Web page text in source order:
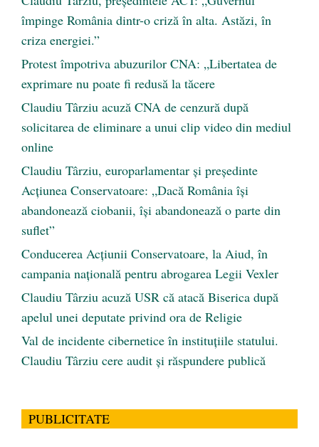
împinge România dintr-o criză în alta. Astăzi, în
criza energiei.”
Protest împotriva abuzurilor CNA: „Libertatea de
exprimare nu poate fi redusă la tăcere
Claudiu Târziu acuză CNA de cenzură după
solicitarea de eliminare a unui clip video din mediul
online
Claudiu Târziu, europarlamentar și președinte
Acțiunea Conservatoare: „Dacă România își
abandonează ciobanii, își abandonează o parte din
suflet”
Conducerea Acțiunii Conservatoare, la Aiud, în
campania națională pentru abrogarea Legii Vexler
Claudiu Târziu acuză USR că atacă Biserica după
apelul unei deputate privind ora de Religie
Val de incidente cibernetice în instituțiile statului.
Claudiu Târziu cere audit și răspundere publică
PUBLICITATE